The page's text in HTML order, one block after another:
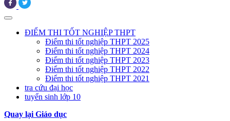
ĐIỂM THI TỐT NGHIỆP THPT
Điểm thi tốt nghiệp THPT 2025
Điểm thi tốt nghiệp THPT 2024
Điểm thi tốt nghiệp THPT 2023
Điểm thi tốt nghiệp THPT 2022
Điểm thi tốt nghiệp THPT 2021
tra cứu đại học
tuyển sinh lớp 10
Quay lại Giáo dục